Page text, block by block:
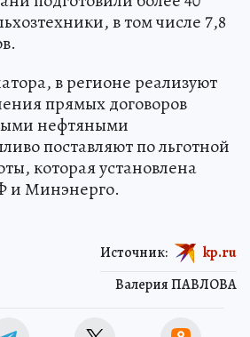
в том числе 7,8
в регионе реализуют
прямых договоров
нефтяными
поставляют по льготной
которая установлена
и Минэнерго.
Валерия ПАВЛОВА
Источник: kp.ru